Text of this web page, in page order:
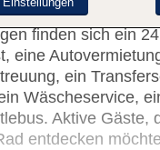
Gebühr) parken.
finden sich ein
eine
ein
Wäscheservice,
Aktive Gäste,
entdecken